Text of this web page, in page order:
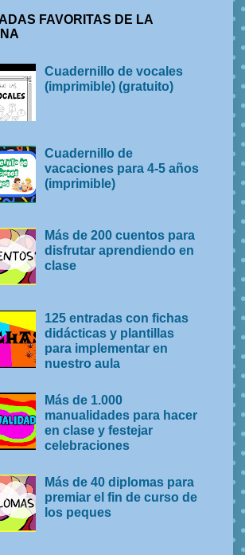
FAVORITAS DE LA
Cuadernillo de vocales
(imprimible) (gratuito)
Cuadernillo de
vacaciones para 4-5 años
(imprimible)
Más de 200 cuentos para
disfrutar aprendiendo en
clase
125 entradas con fichas
didácticas y plantillas
para implementar en
nuestro aula
Más de 1.000
manualidades para hacer
en clase y festejar
celebraciones
Más de 40 diplomas para
premiar el fin de curso de
los peques